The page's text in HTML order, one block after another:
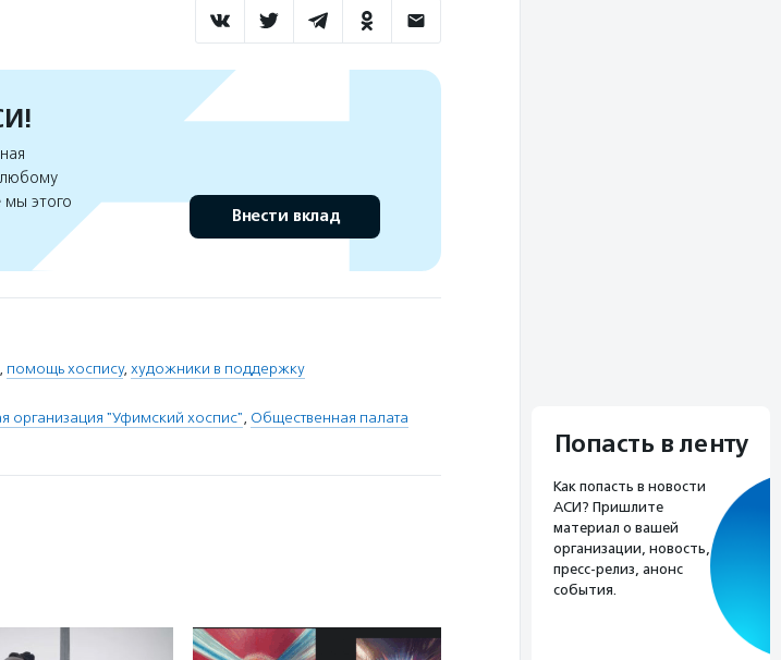
мы этого
Внести вклад
, помощь хоспису, художники в поддержку
организация "Уфимский хоспис", Общественная палата
Попасть в ленту
Как попасть в новости
АСИ? Пришлите
материал о вашей
организации, новость,
пресс-релиз, анонс
события.